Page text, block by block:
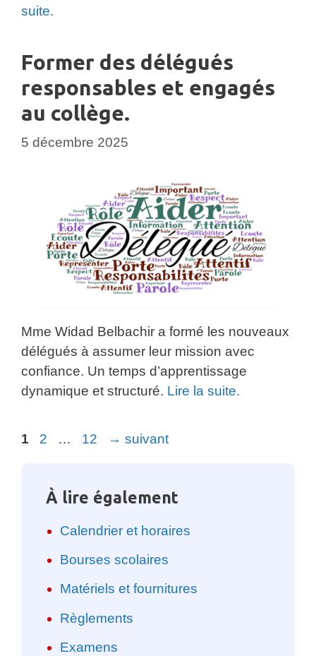
suite.
Former des délégués
responsables et engagés
au collège.
5 décembre 2025
Mme Widad Belbachir a formé les nouveaux
délégués à assumer leur mission avec
confiance. Un temps d’apprentissage
dynamique et structuré. Lire la suite.
Page
1 Page
2 … Page
12 → suivant
À lire également
Calendrier et horaires
Bourses scolaires
Matériels et fournitures
Règlements
Examens